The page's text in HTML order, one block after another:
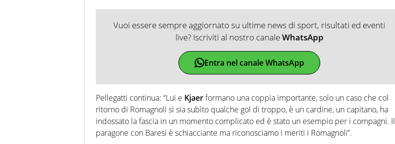
Vuoi essere sempre aggiornato su ultime news di sport, risultati ed eventi
live? Iscriviti al nostro canaleWhatsApp
Entra nel canale WhatsApp
Pellegatti continua: “Lui e Kjaerformano una coppia importante, solo un caso che col
ritorno di Romagnoli si sia subìto qualche gol di troppo, è un cardine, un capitano, ha
indossato la fascia in un momento complicato ed è stato un esempio per i compagni. Il
paragone con Baresi è schiacciante ma riconosciamo i meriti i Romagnoli”.